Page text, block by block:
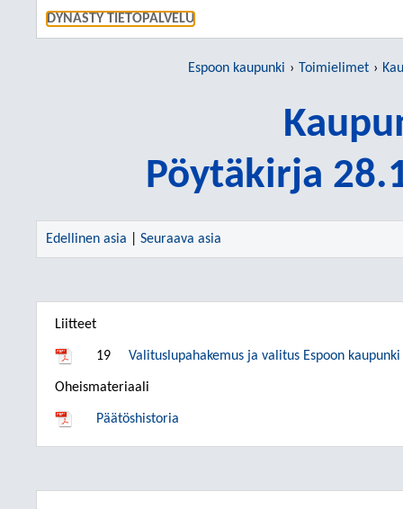
DYNASTY TIETOPALVELU
Espoon kaupunki Toimielimet
Pöytäkirja
Edellinen asia Seuraava asia
Liitteet
19 Valituslupahakemus ja valitus Espoon
Oheismateriaali
Päätöshistoria